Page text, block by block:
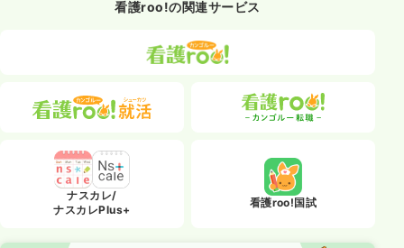
看護roo!の関連サービス
ナスカレ/
ナスカレPlus+
看護roo!国試